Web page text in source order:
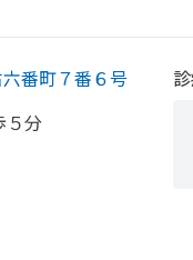
番町７番６号
５分